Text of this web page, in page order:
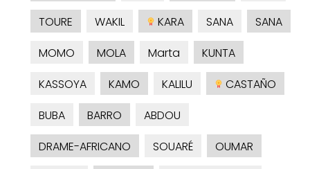
TOURE
WAKIL KARA SANA
SANA
MOMO
MOLA Marta
KUNTA
KASSOYA
KAMO KALILU
CASTAÑO
BUBA
BARRO
ABDOU
DRAME-AFRICANO
SOUARÉ
OUMAR